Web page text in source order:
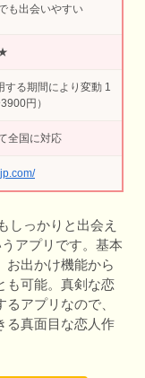
も出会いやすい
する期間により変動 1
円）
全国に対応
しっかりと出会え
アプリです。基本
お出かけ機能から
も可能。真剣な恋
アプリなので、
る真面目な恋人作